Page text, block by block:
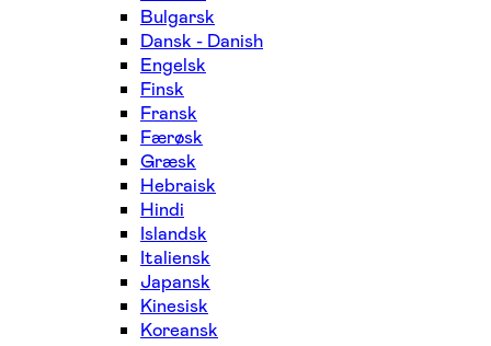
Bulgarsk
Dansk - Danish
Engelsk
Finsk
Fransk
Færøsk
Græsk
Hebraisk
Hindi
Islandsk
Italiensk
Japansk
Kinesisk
Koreansk